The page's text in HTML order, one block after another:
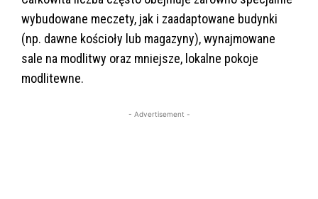
wybudowane meczety, jak i zaadaptowane budynki
(np. dawne kościoły lub magazyny), wynajmowane
sale na modlitwy oraz mniejsze, lokalne pokoje
modlitewne.
- Advertisement -